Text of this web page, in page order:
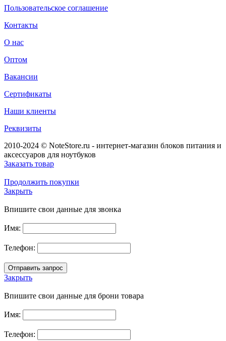
Пользовательское соглашение
Контакты
О нас
Оптом
Вакансии
Сертификаты
Наши клиенты
Реквизиты
2010-2024 © NoteStore.ru - интернет-магазин блоков питания и
аксессуаров для ноутбуков
Заказать товар
Продолжить покупки
Закрыть
Впишите свои данные для звонка
Имя:
Телефон:
Закрыть
Впишите свои данные для брони товара
Имя:
Телефон: